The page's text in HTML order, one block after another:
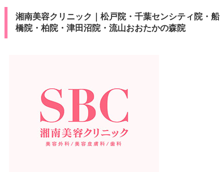
湘南美容クリニック｜松戸院・千葉センシティ院・船
橋院・柏院・津田沼院・流山おおたかの森院